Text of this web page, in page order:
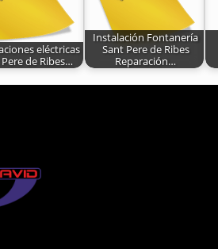
eléctricas
de Ribes…
Instalación Fontanería
Sant Pere de Ribes
Reparación…